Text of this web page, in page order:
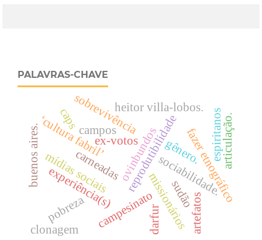
PALAVRAS-CHAVE
mídias sociais reprodutibilidade
ovinbundos
missionários
sociabilidade.
campesinato
carneadas fazer etnográfico
ex-votos
sudão
experiência(s)
‘cultura fabril’
heitor villa-lobos.
articulação.
campos espiritanos
darfur
buenos aires.
sobrevivência
pobreza
gênero.
clonagem artefatos
caps